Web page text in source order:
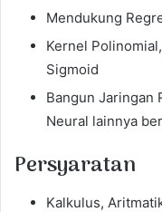
Mendukung
Kernel
Sigmoid
Bangun Jaringan
Neural lainnya
Persyaratan
Kalkulus,